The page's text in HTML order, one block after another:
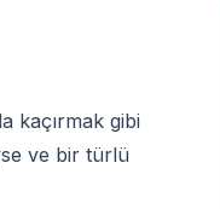
kaçırmak gibi
ve bir türlü